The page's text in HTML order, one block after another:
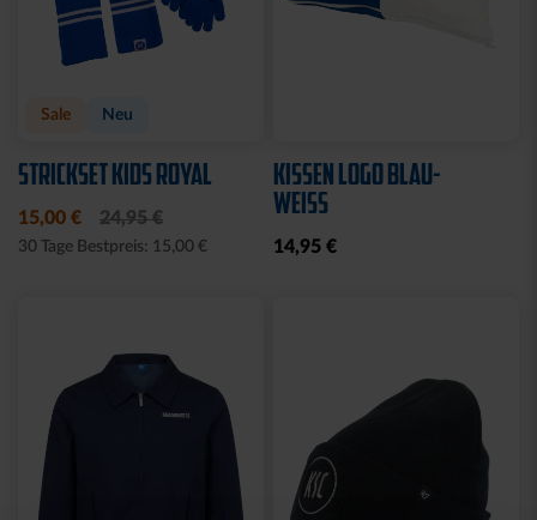
Sale Neu
STRICKSET KIDS ROYAL
15,00 € 24,95 €
30 Tage Bestpreis: 15,00 €
KISSEN LOGO BLAU-
WEISS
14,95 €